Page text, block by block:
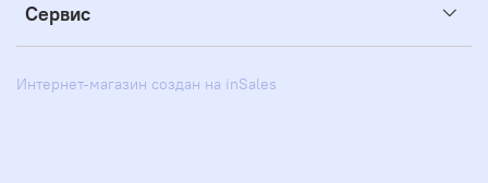
Сервис
Интернет-магазин создан на inSales